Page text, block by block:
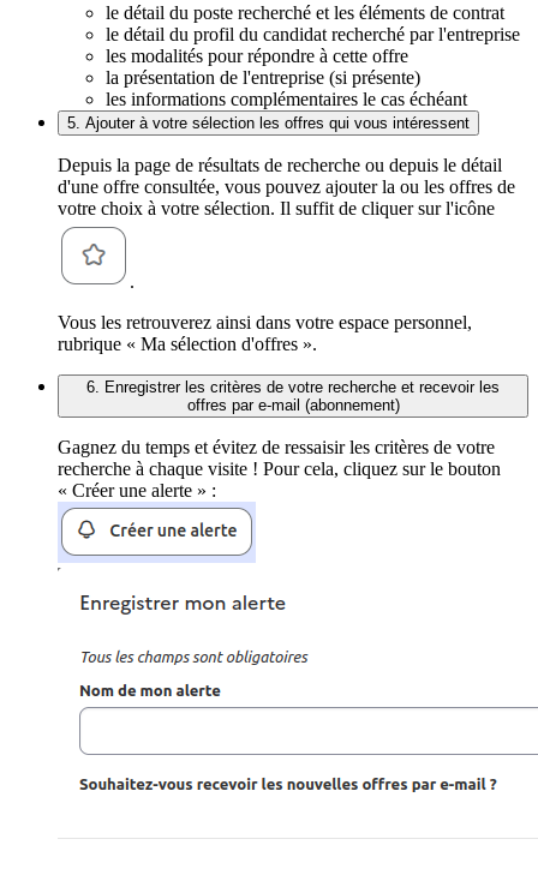
le détail du poste recherché et les éléments de contrat
le détail du profil du candidat recherché par l'entreprise
les modalités pour répondre à cette offre
la présentation de l'entreprise (si présente)
les informations complémentaires le cas échéant
5. Ajouter à votre sélection les offres qui vous intéressent
Depuis la page de résultats de recherche ou depuis le détail
d'une offre consultée, vous pouvez ajouter la ou les offres de
votre choix à votre sélection. Il suffit de cliquer sur l'icône
.
Vous les retrouverez ainsi dans votre espace personnel,
rubrique « Ma sélection d'offres ».
6. Enregistrer les critères de votre recherche et recevoir les
offres par e-mail (abonnement)
Gagnez du temps et évitez de ressaisir les critères de votre
recherche à chaque visite ! Pour cela, cliquez sur le bouton
« Créer une alerte » :